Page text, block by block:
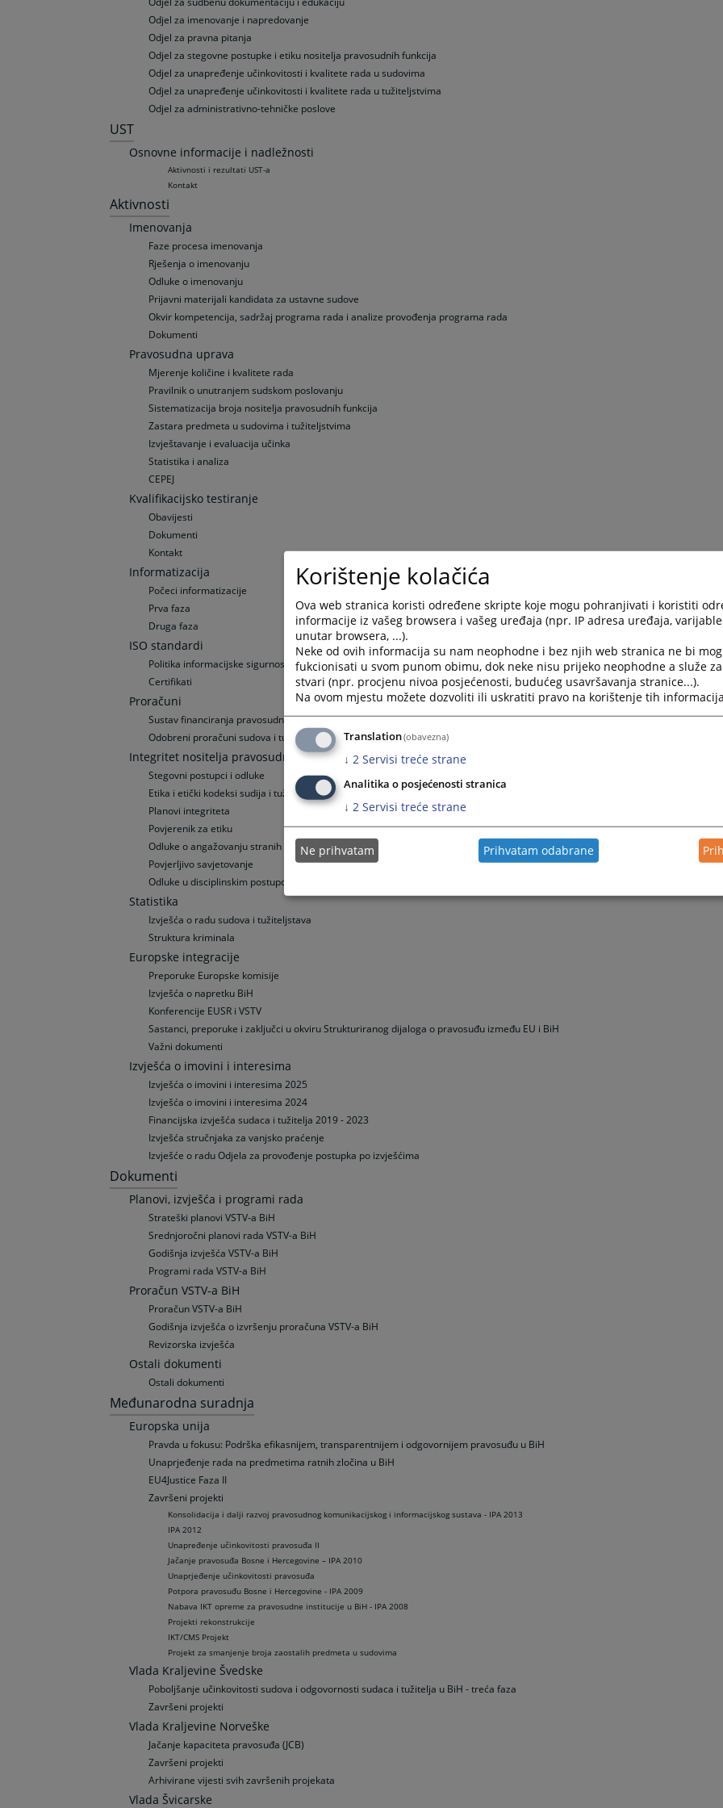
Odjel za imenovanje i napredovanje
Odjel za pravna pitanja
Odjel za stegovne postupke i etiku nositelja pravosudnih funkcija
Odjel za unapređenje učinkovitosti i kvalitete rada u sudovima
Odjel za unapređenje učinkovitosti i kvalitete rada u tužiteljstvima
Odjel za administrativno-tehničke poslove
UST
Osnovne informacije i nadležnosti
Aktivnosti i rezultati UST-a
Kontakt
Aktivnosti
Imenovanja
Faze procesa imenovanja
Rješenja o imenovanju
Odluke o imenovanju
Prijavni materijali kandidata za ustavne sudove
Okvir kompetencija, sadržaj programa rada i analize provođenja programa rada
Dokumenti
Pravosudna uprava
Mjerenje količine i kvalitete rada
Pravilnik o unutranjem sudskom poslovanju
Sistematizacija broja nositelja pravosudnih funkcija
Zastara predmeta u sudovima i tužiteljstvima
Izvještavanje i evaluacija učinka
Statistika i analiza
CEPEJ
Kvalifikacijsko testiranje
Obavijesti
Dokumenti
Kontakt
Informatizacija
Počeci informatizacije
Prva faza
Druga faza
ISO standardi
Politika informacijske sigurnosti i upravljanje IKT uslugama u VSTV-u Bosne i Hercegovine
Certifikati
Proračuni
Sustav financiranja pravosudnih institucija
Odobreni proračuni sudova i tužiteljstava
Integritet nositelja pravosudnih funkcija
Stegovni postupci i odluke
Etika i etički kodeksi sudija i tužitelja
Planovi integriteta
Povjerenik za etiku
Odluke o angažovanju stranih stručnjaka
Povjerljivo savjetovanje
Odluke u disciplinskim postupcima - (Arhiva)
Statistika
Izvješća o radu sudova i tužiteljstava
Struktura kriminala
Europske integracije
Preporuke Europske komisije
Izvješća o napretku BiH
Konferencije EUSR i VSTV
Sastanci, preporuke i zaključci u okviru Strukturiranog dijaloga o pravosuđu između EU i BiH
Važni dokumenti
Izvješća o imovini i interesima
Izvješća o imovini i interesima 2025
Izvješća o imovini i interesima 2024
Financijska izvješća sudaca i tužitelja 2019 - 2023
Izvješća stručnjaka za vanjsko praćenje
Izvješće o radu Odjela za provođenje postupka po izvješćima
Dokumenti
Planovi, izvješća i programi rada
Strateški planovi VSTV-a BiH
Srednjoročni planovi rada VSTV-a BiH
Godišnja izvješća VSTV-a BiH
Programi rada VSTV-a BiH
Proračun VSTV-a BiH
Proračun VSTV-a BiH
Godišnja izvješća o izvršenju proračuna VSTV-a BiH
Revizorska izvješća
Ostali dokumenti
Ostali dokumenti
Međunarodna suradnja
Europska unija
Pravda u fokusu: Podrška efikasnijem, transparentnijem i odgovornijem pravosuđu u BiH
Unaprјeđenje rada na predmetima ratnih zločina u BiH
EU4Justice Faza II
Završeni projekti
Konsolidacija i dalji razvoj pravosudnog komunikacijskog i informacijskog sustava - IPA 2013
IPA 2012
Unapređenje učinkovitosti pravosuđa II
Jačanje pravosuđa Bosne i Hercegovine – IPA 2010
Unaprjeđenje učinkovitosti pravosuđa
Potpora pravosuđu Bosne i Hercegovine - IPA 2009
Nabava IKT opreme za pravosudne institucije u BiH - IPA 2008
Projekti rekonstrukcije
IKT/CMS Projekt
Projekt za smanjenje broja zaostalih predmeta u sudovima
Vlada Kraljevine Švedske
Poboljšanje učinkovitosti sudova i odgovornosti sudaca i tužitelja u BiH - treća faza
Završeni projekti
Vlada Kraljevine Norveške
Jačanje kapaciteta pravosuđa (JCB)
Završeni projekti
Arhivirane vijesti svih završenih projekata
Vlada Švicarske
Korištenje kolačića
Ova web stranica koristi određene skripte koje mogu pohranjivati i koristiti
informacije iz vašeg browsera i vašeg uređaja (npr. IP adresa uređaja,
unutar browsera, ...).
Neke od ovih informacija su nam neophodne i bez njih web stranica ne bi
fukcionisati u svom punom obimu, dok neke nisu prijeko neophodne a služe
stvari (npr. procjenu nivoa posjećenosti, budućeg usavršavanja stranice...).
Na ovom mjestu možete dozvoliti ili uskratiti pravo na korištenje tih
Translation(obavezna)
↓ 2 Servisi treće strane
Analitika o posjećenosti stranica
↓ 2 Servisi treće strane
Ne prihvatam Prihvatam odabrane